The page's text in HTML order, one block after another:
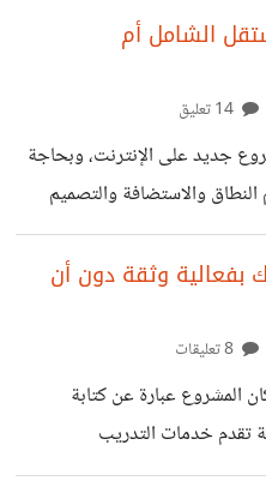
يلبي احتياجات عملائي ويفوق
موثوق ومحترف، وجذب
أنه خلق علاقة طويلة الأمد مع
يوصون بي لآخرين أو يطلبون مني
الاتصال: ثانياً، كنت أتواصل
الشامل أم
جديد على الإنترنت، وبحاجة
والاستضافة والتصميم
في ذلك، لقد قال أنه وجد مستقل
ولكنه متردد من اختياره لهذه
متخصص في شيء واحد
لا أعرف ماذا أقول له،
بفعالية وثقة دون أن
من 20 يوما، كان المشروع عبارة عن كتابة
تقدم خدمات التدريب
والقيادة. العميل كان صاحب